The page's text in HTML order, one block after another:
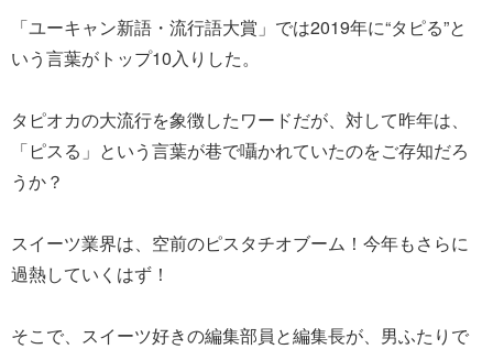
「ユーキャン新語・流行語大賞」では2019年に“タピる”と
いう言葉がトップ10入りした。
タピオカの大流行を象徴したワードだが、対して昨年は、
「ピスる」という言葉が巷で囁かれていたのをご存知だろ
うか？
スイーツ業界は、空前のピスタチオブーム！今年もさらに
過熱していくはず！
そこで、スイーツ好きの編集部員と編集長が、男ふたりで